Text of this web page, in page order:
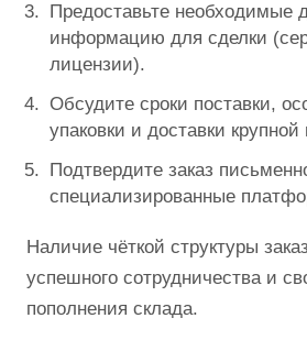
Предоставьте необходимые
информацию для сделки
лицензии).
Обсудите сроки поставки,
упаковки и доставки крупной
Подтвердите заказ
специализированные
Наличие чёткой структуры
успешного сотрудничества и
пополнения склада.